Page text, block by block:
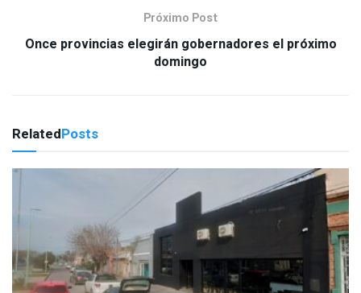
Próximo Post
Once provincias elegirán gobernadores el próximo
domingo
RelatedPosts